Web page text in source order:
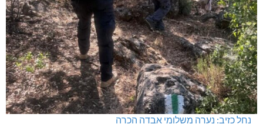
נחל כזיב: נערה משלומי אבדה הכרה